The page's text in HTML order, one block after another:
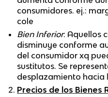
consumidores. ej.:
cole
Bien Inferior: Aquellos
disminuye conforme
del consumidor xq
sustitutos. Se
desplazamiento hacia
Precios de los Bienes